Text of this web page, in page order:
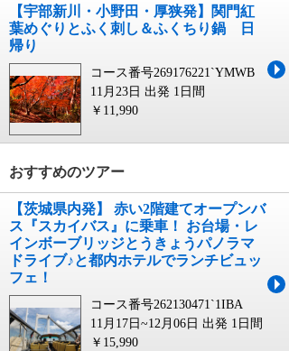
【宇部新川・小野田・厚狭発】関門紅
葉めぐりとふく刺し＆ふくちり鍋 日
帰り
コース番号269176221`YMWB
11月23日 出発 1日間
￥11,990
おすすめのツアー
【茨城県内発】 赤い2階建てオープンバ
ス『スカイバス』に乗車！ お台場・レ
インボーブリッジとうきょうパノラマ
ドライブ♪と都内ホテルでランチビュッ
フェ！
コース番号262130471`1IBA
11月17日~12月06日 出発 1日間
￥15,990